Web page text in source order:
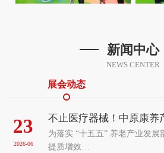
新闻中心
NEWS CENTER
展会动态
23
2026-06
不止医疗器械！中原康养
老、辅具及康复医疗展览
为落实 “十五五” 养老产业发
提质增效…